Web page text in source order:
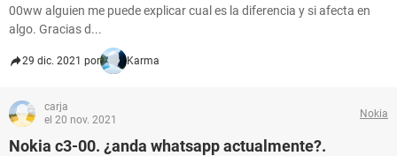
00ww alguien me puede explicar cual es la diferencia y si afecta en
algo. Gracias d...
29 dic. 2021 por Karma
carja
el 20 nov. 2021
Nokia
Nokia c3-00. ¿anda whatsapp actualmente?.